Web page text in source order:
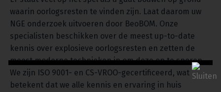
waarin oorlogsresten te vinden zijn. Laat daarom uw
NGE onderzoek uitvoeren door BeoBOM. Onze
specialisten beschikken over de meest up-to-date
kennis over explosieve oorlogsresten en zetten de
meest moderne technieken in om deze op te sporen.
We zijn ISO 9001- en CS-VROO-gecertificeerd, wat
betekent dat we alle kennis en ervaring in huis